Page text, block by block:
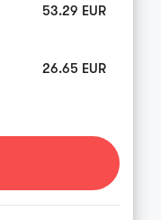
53.29 EUR
26.65 EUR